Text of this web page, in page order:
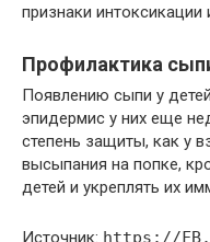
признаки
Профилактика
Появлению сыпи у
эпидермис у них еще
степень защиты, как у
высыпания на попке,
детей и укреплять их
Источник: https://